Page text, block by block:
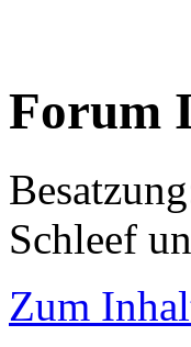
Forum
Schleef
Zum